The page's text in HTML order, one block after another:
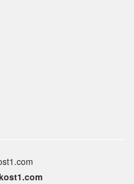
ost1.com